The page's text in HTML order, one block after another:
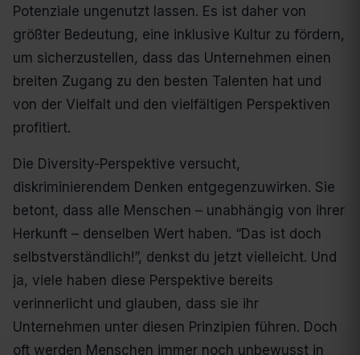
Potenziale ungenutzt lassen. Es ist daher von
größter Bedeutung, eine inklusive Kultur zu fördern,
um sicherzustellen, dass das Unternehmen einen
breiten Zugang zu den besten Talenten hat und
von der Vielfalt und den vielfältigen Perspektiven
profitiert.
Die Diversity-Perspektive versucht,
diskriminierendem Denken entgegenzuwirken. Sie
betont, dass alle Menschen – unabhängig von ihrer
Herkunft – denselben Wert haben. “Das ist doch
selbstverständlich!”, denkst du jetzt vielleicht. Und
ja, viele haben diese Perspektive bereits
verinnerlicht und glauben, dass sie ihr
Unternehmen unter diesen Prinzipien führen. Doch
oft werden Menschen immer noch unbewusst in